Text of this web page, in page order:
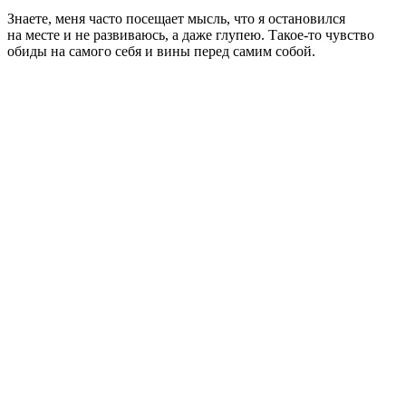
Знаете, меня часто посещает мысль, что я остановился
на месте и не развиваюсь, а даже глупею. Такое-то чувство
обиды на самого себя и вины перед самим собой.